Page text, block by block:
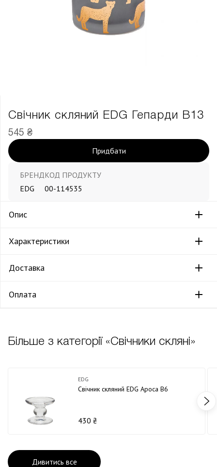
Свічник скляний EDG Гепарди В13
545 ₴
Придбати
БРЕНД
EDG
КОД ПРОДУКТУ
00-114535
Опис
Характеристики
Доставка
Оплата
Більше з категорії «Свічники скляні»
EDG
Свічник скляний EDG Ароса В6
430 ₴
Дивитись все